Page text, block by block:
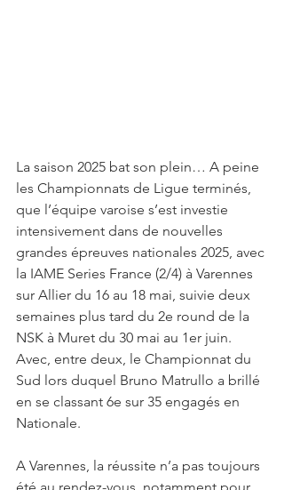
La saison 2025 bat son plein… A peine
les Championnats de Ligue terminés,
que l’équipe varoise s’est investie
intensivement dans de nouvelles
grandes épreuves nationales 2025, avec
la IAME Series France (2/4) à Varennes
sur Allier du 16 au 18 mai, suivie deux
semaines plus tard du 2e round de la
NSK à Muret du 30 mai au 1er juin.
Avec, entre deux, le Championnat du
Sud lors duquel Bruno Matrullo a brillé
en se classant 6e sur 35 engagés en
Nationale.
A Varennes, la réussite n’a pas toujours